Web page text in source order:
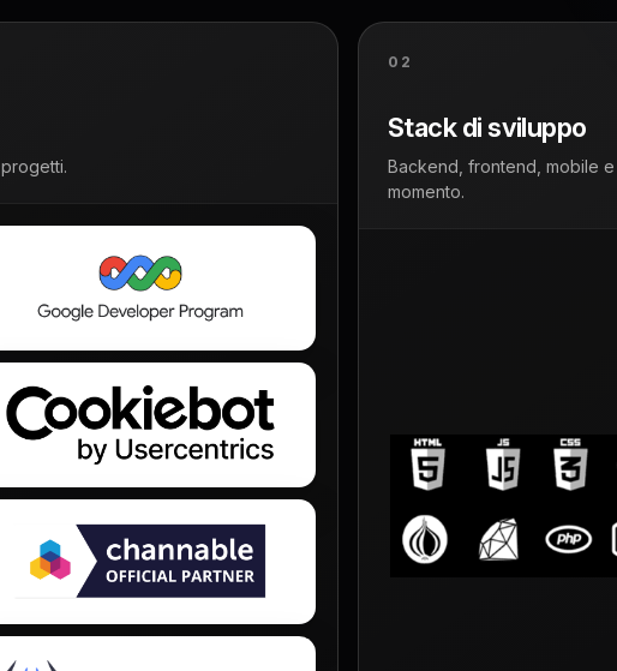
02
Stack di sviluppo
Backend, frontend, mobile
momento.